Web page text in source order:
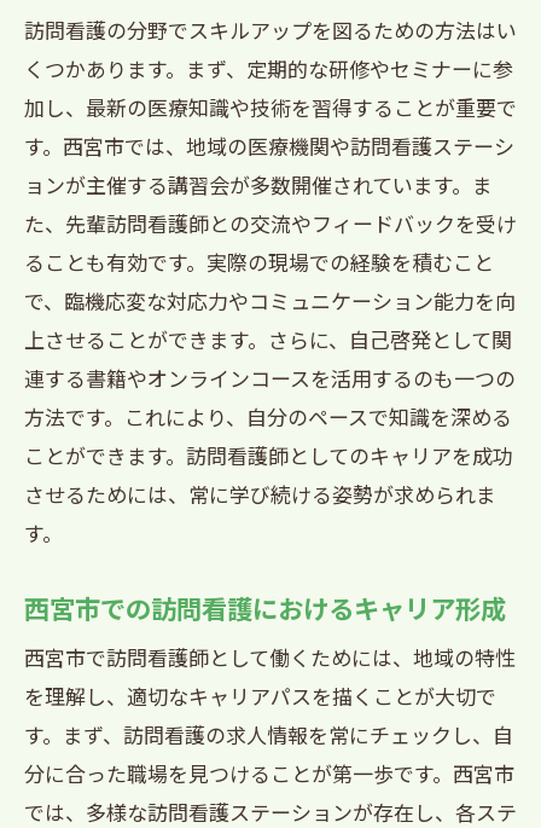
訪問看護の分野でスキルアップを図るための方法はい
くつかあります。まず、定期的な研修やセミナーに参
加し、最新の医療知識や技術を習得することが重要で
す。西宮市では、地域の医療機関や訪問看護ステーシ
ョンが主催する講習会が多数開催されています。ま
た、先輩訪問看護師との交流やフィードバックを受け
ることも有効です。実際の現場での経験を積むこと
で、臨機応変な対応力やコミュニケーション能力を向
上させることができます。さらに、自己啓発として関
連する書籍やオンラインコースを活用するのも一つの
方法です。これにより、自分のペースで知識を深める
ことができます。訪問看護師としてのキャリアを成功
させるためには、常に学び続ける姿勢が求められま
す。
西宮市での訪問看護におけるキャリア形成
西宮市で訪問看護師として働くためには、地域の特性
を理解し、適切なキャリアパスを描くことが大切で
す。まず、訪問看護の求人情報を常にチェックし、自
分に合った職場を見つけることが第一歩です。西宮市
では、多様な訪問看護ステーションが存在し、各ステ